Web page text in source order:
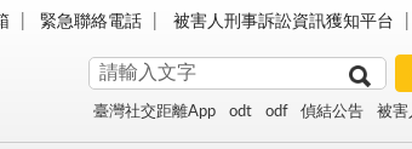
緊急聯絡電話 被害人刑事訴訟資訊獲知平台
臺灣社交距離App odt odf 偵結公告 被害